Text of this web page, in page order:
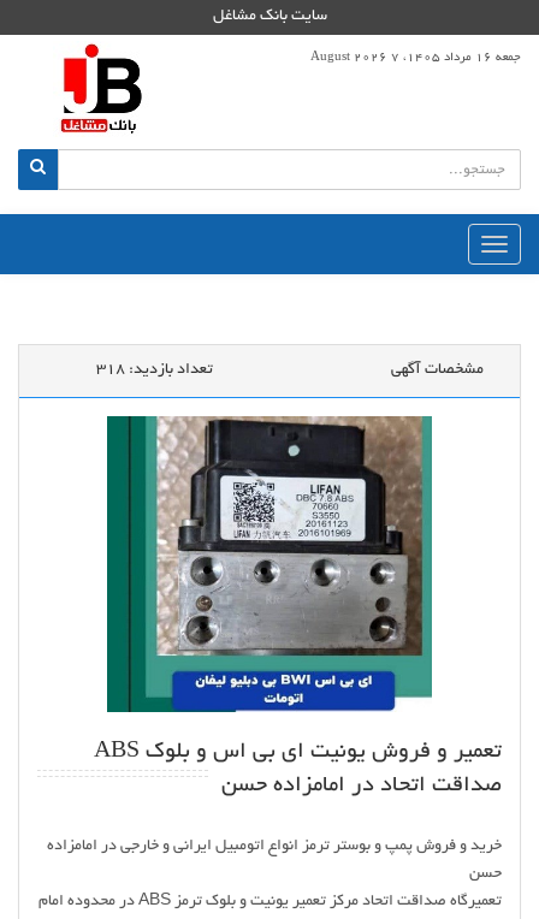
سایت بانک مشاغل
جمعه 16 مرداد 1405، 7 August 2026
منوی
اصلی
مشخصات آگهی تعداد بازدید: 318
تعمیر و فروش یونیت ای بی اس و بلوک ABS
صداقت اتحاد در امامزاده حسن
خرید و فروش پمپ و بوستر ترمز انواع اتومبیل ایرانی و خارجی در امامزاده
تعمیرگاه صداقت اتحاد مرکز تعمیر یونیت و بلوک ترمز ABS در محدوده امام